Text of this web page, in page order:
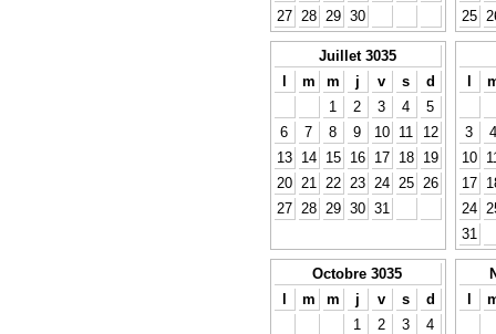
27
28 29 30
25
Juillet 3035
l
m m j v s
d
1
2 3 4
5
6
7 8 9 10 11
12
13
14 15 16 17 18
19
20
21 22 23 24 25
26
27
28 29 30 31
l
3
4
10
17
24
31
Octobre 3035
l
m m j v s
d
1
2 3
4
l